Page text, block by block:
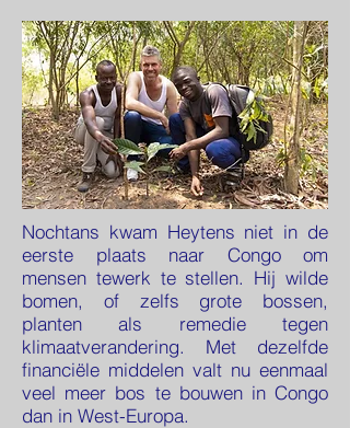
Nochtans kwam Heytens niet in de
eerste plaats naar Congo om
mensen tewerk te stellen. Hij wilde
bomen, of zelfs grote bossen,
planten als remedie tegen
klimaatverandering. Met dezelfde
financiële middelen valt nu eenmaal
veel meer bos te bouwen in Congo
dan in West-Europa.